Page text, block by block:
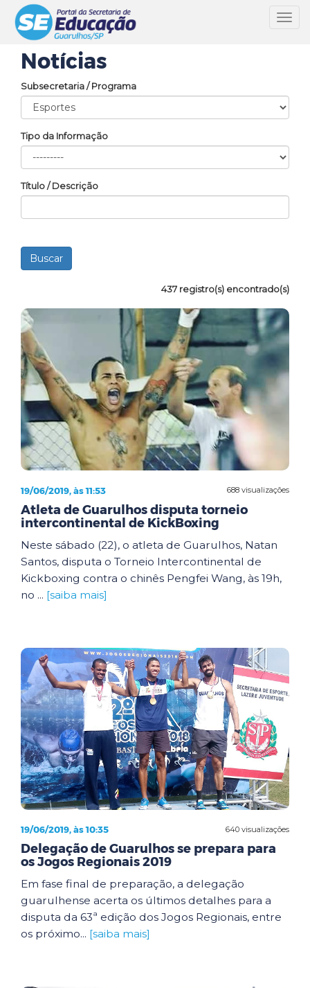
Notícias
Subsecretaria / Programa
Tipo da Informação
Título / Descrição
437 registro(s) encontrado(s)
688 visualizações
19/06/2019, às 11:53
Atleta de Guarulhos disputa torneio
intercontinental de KickBoxing
Neste sábado (22), o atleta de Guarulhos, Natan
Santos, disputa o Torneio Intercontinental de
Kickboxing contra o chinês Pengfei Wang, às 19h,
no ... [saiba mais]
640 visualizações
19/06/2019, às 10:35
Delegação de Guarulhos se prepara para
os Jogos Regionais 2019
Em fase final de preparação, a delegação
guarulhense acerta os últimos detalhes para a
disputa da 63ª edição dos Jogos Regionais, entre
os próximo... [saiba mais]